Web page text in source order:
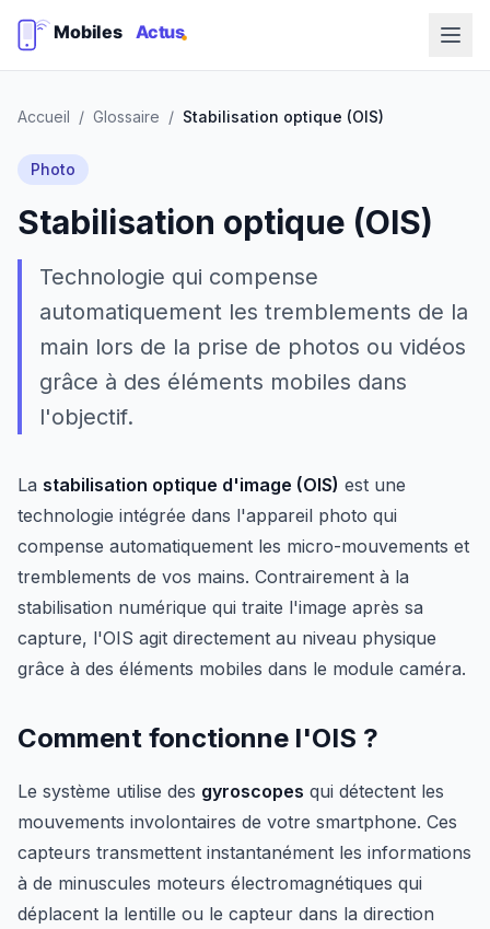
Accueil / Glossaire / Stabilisation optique (OIS)
Photo
Stabilisation optique (OIS)
Technologie qui compense
automatiquement les tremblements de la
main lors de la prise de photos ou vidéos
grâce à des éléments mobiles dans
l'objectif.
La stabilisation optique d'image (OIS) est une
technologie intégrée dans l'appareil photo qui
compense automatiquement les micro-mouvements et
tremblements de vos mains. Contrairement à la
stabilisation numérique qui traite l'image après sa
capture, l'OIS agit directement au niveau physique
grâce à des éléments mobiles dans le module caméra.
Comment fonctionne l'OIS ?
Le système utilise des gyroscopes qui détectent les
mouvements involontaires de votre smartphone. Ces
capteurs transmettent instantanément les informations
à de minuscules moteurs électromagnétiques qui
déplacent la lentille ou le capteur dans la direction